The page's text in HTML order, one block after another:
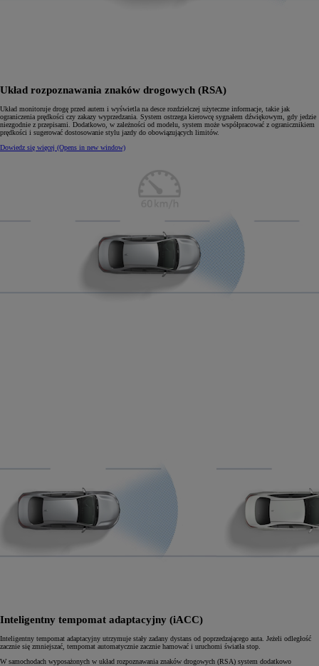
Układ rozpoznawania znaków drogowych (RSA)
Układ monitoruje drogę przed autem i wyświetla na desce rozdzielczej użyteczne informacje, takie jak
ograniczenia prędkości czy zakazy wyprzedzania. System ostrzega kierowcę sygnałem dźwiękowym, gdy jedzie
niezgodnie z przepisami. Dodatkowo, w zależności od modelu, system może współpracować z ogranicznikiem
prędkości i sugerować dostosowanie stylu jazdy do obowiązujących limitów.
Dowiedz się więcej (Opens in new window)
Inteligentny tempomat adaptacyjny (iACC)
Inteligentny tempomat adaptacyjny utrzymuje stały zadany dystans od poprzedzającego auta. Jeżeli odległość
zacznie się zmniejszać, tempomat automatycznie zacznie hamować i uruchomi światła stop.
W samochodach wyposażonych w układ rozpoznawania znaków drogowych (RSA) system dodatkowo